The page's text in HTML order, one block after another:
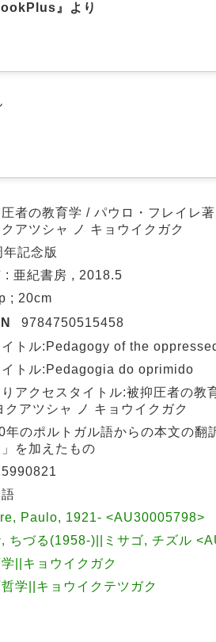
』より
者の教育学 / パウロ・フレイレ
クアツシャ ノ キョウイクガク
記念版
: 亜紀書房 , 2018.5
; 20cm
9784750515458
イトル:Pedagogy of the
イトル:Pedagogia do oprimido
アクセスタイトル:被抑圧者の教
クアツシャ ノ キョウイクガク
年のポルトガル語からの本文の翻
」を加えたもの
Paulo, 1921- <AU30005798>
, ちづる(1958-)||ミサゴ, チズル
||キョウイクガク
学||キョウイクテツガク